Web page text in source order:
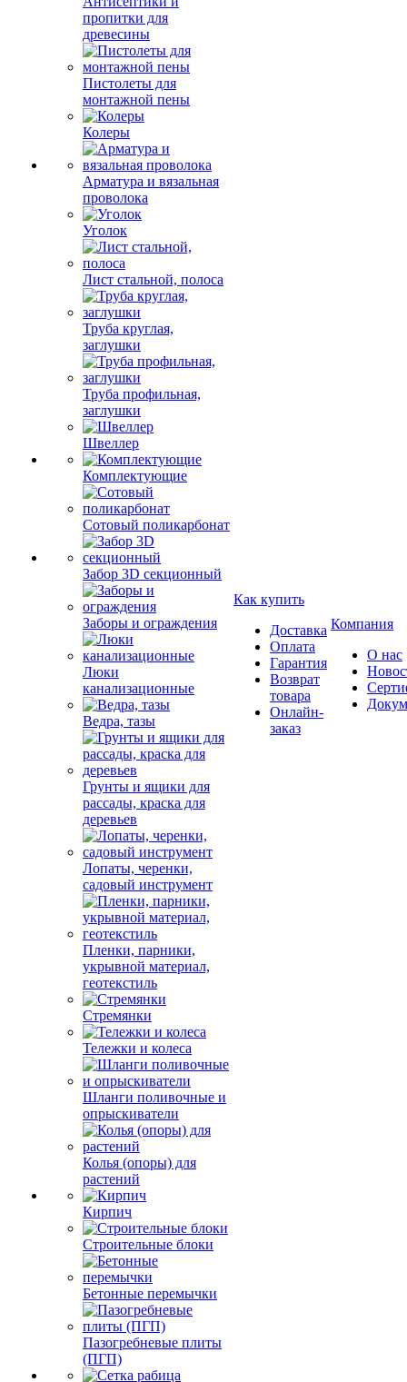
пропитки для
древесины
Пистолеты для
монтажной пены
Колеры
Арматура и вязальная
проволока
Уголок
Лист стальной, полоса
Труба круглая,
заглушки
Труба профильная,
заглушки
Швеллер
Комплектующие
Сотовый поликарбонат
Забор 3D секционный
Заборы и ограждения
Люки
канализационные
Ведра, тазы
Грунты и ящики для
рассады, краска для
деревьев
Лопаты, черенки,
садовый инструмент
Пленки, парники,
укрывной материал,
геотекстиль
Стремянки
Тележки и колеса
Шланги поливочные и
опрыскиватели
Колья (опоры) для
растений
Кирпич
Строительные блоки
Бетонные перемычки
Пазогребневые плиты
(ПГП)
Как купить
Доставка
Оплата
Гарантия
Возврат
товара
Онлайн-
заказ
Компания
О нас